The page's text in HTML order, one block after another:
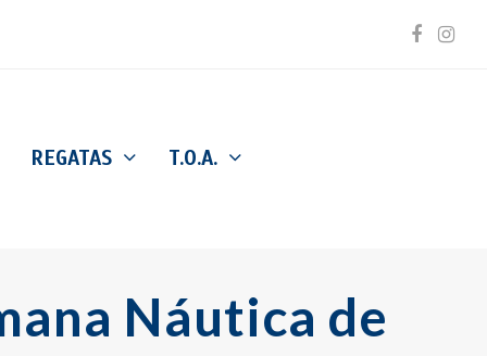
REGATAS T.O.A.
Náutica de